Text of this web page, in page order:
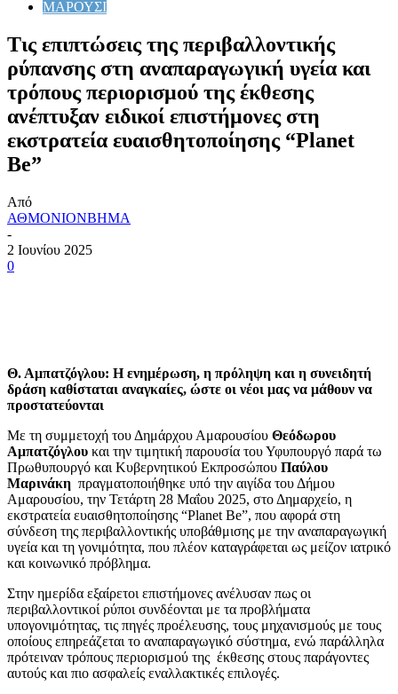
ΜΑΡΟΥΣΙ
Τις επιπτώσεις της περιβαλλοντικής
ρύπανσης στη αναπαραγωγική υγεία και
τρόπους περιορισμού της έκθεσης
ανέπτυξαν ειδικοί επιστήμονες στη
εκστρατεία ευαισθητοποίησης “Planet
Be”
Από
ΑΘΜΟΝΙΟΝΒΗΜΑ
-
2 Ιουνίου 2025
0
Θ. Αμπατζόγλου: Η ενημέρωση, η πρόληψη και η συνειδητή
δράση καθίσταται αναγκαίες, ώστε οι νέοι μας να μάθουν να
προστατεύονται
Με τη συμμετοχή του Δημάρχου Αμαρουσίου Θεόδωρου
Αμπατζόγλου και την τιμητική παρουσία του Υφυπουργό παρά τω
Πρωθυπουργό και Κυβερνητικού Εκπροσώπου Παύλου
Μαρινάκη πραγματοποιήθηκε υπό την αιγίδα του Δήμου
Αμαρουσίου, την Τετάρτη 28 Μαΐου 2025, στο Δημαρχείο, η
εκστρατεία ευαισθητοποίησης “Planet Be”, που αφορά στη
σύνδεση της περιβαλλοντικής υποβάθμισης με την αναπαραγωγική
υγεία και τη γονιμότητα, που πλέον καταγράφεται ως μείζον ιατρικό
και κοινωνικό πρόβλημα.
Στην ημερίδα εξαίρετοι επιστήμονες ανέλυσαν πως οι
περιβαλλοντικοί ρύποι συνδέονται με τα προβλήματα
υπογονιμότητας, τις πηγές προέλευσης, τους μηχανισμούς με τους
οποίους επηρεάζεται το αναπαραγωγικό σύστημα, ενώ παράλληλα
πρότειναν τρόπους περιορισμού της έκθεσης στους παράγοντες
αυτούς και πιο ασφαλείς εναλλακτικές επιλογές.